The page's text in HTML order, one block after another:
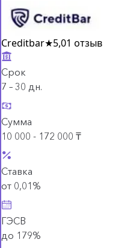
Creditbar★5,01 отзыв
Срок
7 – 30 дн.
Сумма
10 000 - 172 000 ₸
Ставка
от 0,01%
ГЭСВ
до 179%